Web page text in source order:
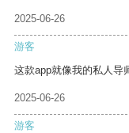
2025-06-26
游客
这款app就像我的私人导
2025-06-26
游客